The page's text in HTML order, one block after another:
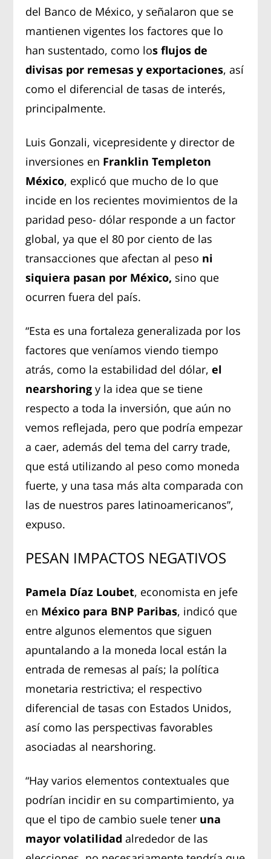
del Banco de México, y señalaron que se
mantienen vigentes los factores que lo
han sustentado, como los flujos de
divisas por remesas y exportaciones, así
como el diferencial de tasas de interés,
principalmente.
Luis Gonzali, vicepresidente y director de
inversiones en Franklin Templeton
México, explicó que mucho de lo que
incide en los recientes movimientos de la
paridad peso- dólar responde a un factor
global, ya que el 80 por ciento de las
transacciones que afectan al peso ni
siquiera pasan por México, sino que
ocurren fuera del país.
“Esta es una fortaleza generalizada por los
factores que veníamos viendo tiempo
atrás, como la estabilidad del dólar, el
nearshoringy la idea que se tiene
respecto a toda la inversión, que aún no
vemos reflejada, pero que podría empezar
a caer, además del tema del carry trade,
que está utilizando al peso como moneda
fuerte, y una tasa más alta comparada con
las de nuestros pares latinoamericanos”,
expuso.
PESAN IMPACTOS NEGATIVOS
Pamela Díaz Loubet, economista en jefe
en México para BNP Paribas, indicó que
entre algunos elementos que siguen
apuntalando a la moneda local están la
entrada de remesas al país; la política
monetaria restrictiva; el respectivo
diferencial de tasas con Estados Unidos,
así como las perspectivas favorables
asociadas al nearshoring.
“Hay varios elementos contextuales que
podrían incidir en su compartimiento, ya
que el tipo de cambio suele tener una
mayor volatilidad alrededor de las